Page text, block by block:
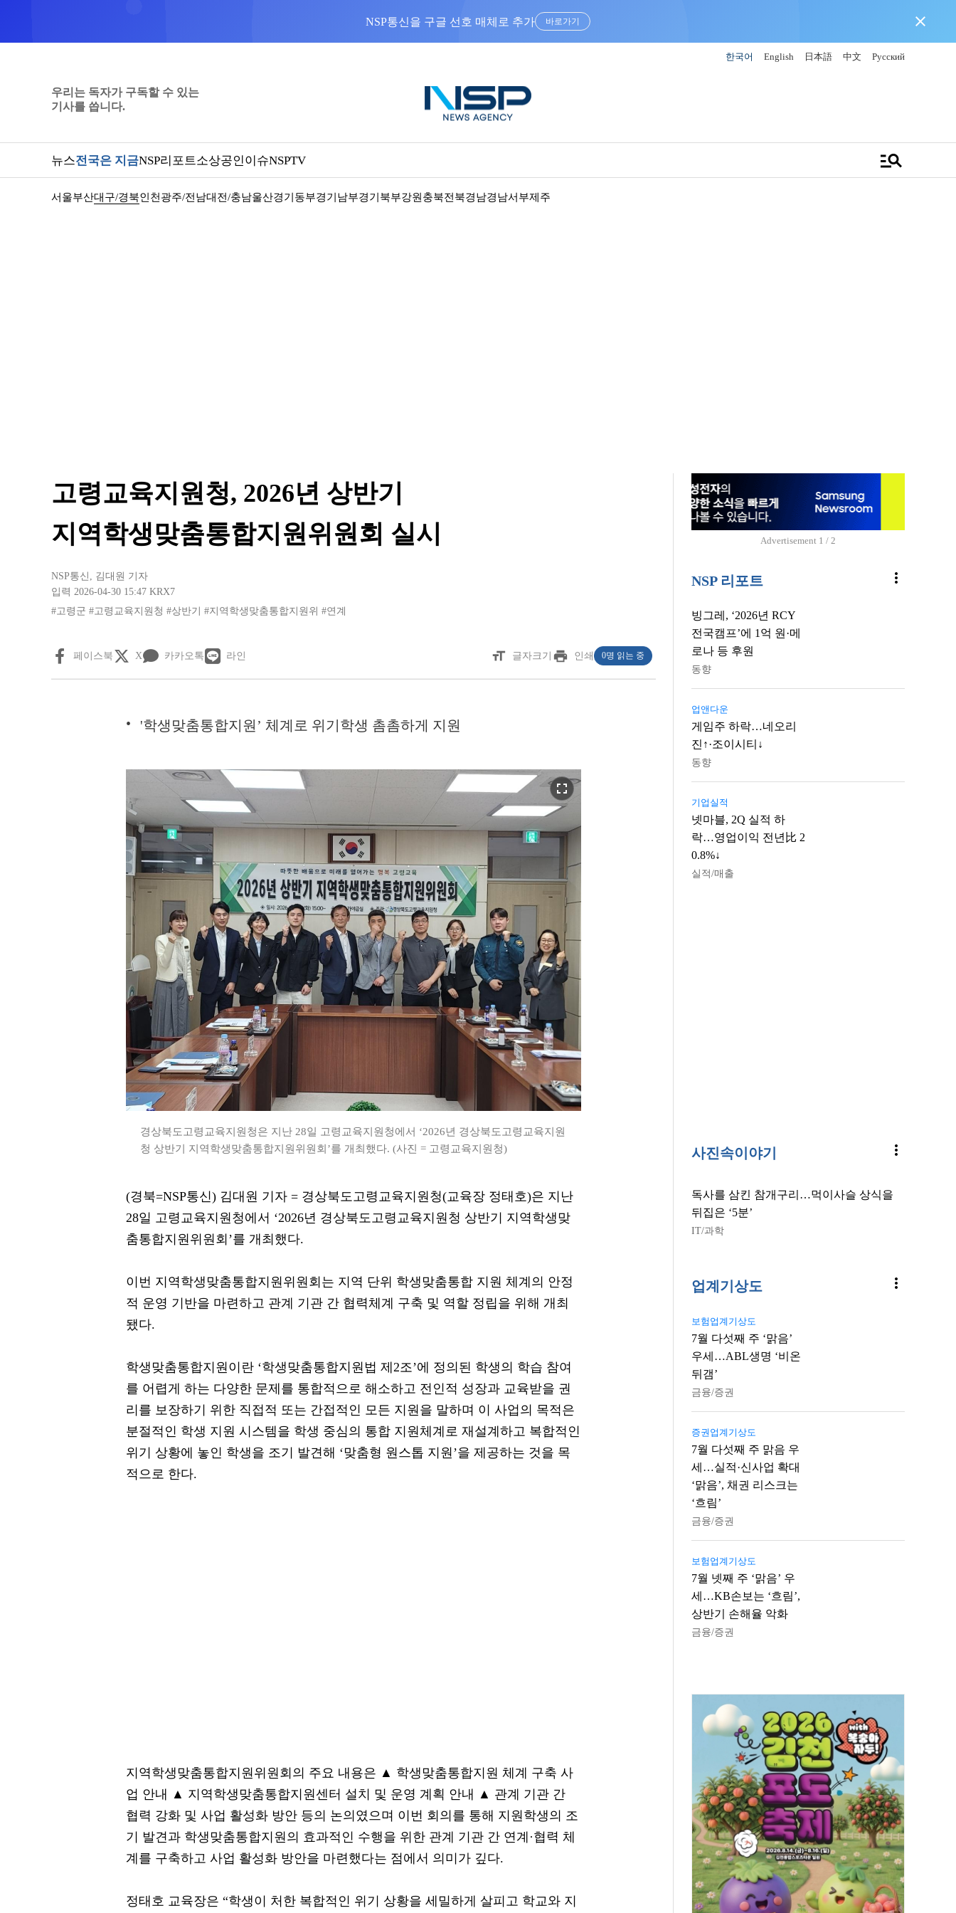
NSP통신을 구글 선호 매체로 추가 바로가기 close
한국어 English 日本語 中文 Русский
우리는 독자가 구독할 수 있는
기사를 씁니다.
뉴스전국은 지금NSP리포트소상공인이슈NSPTV manage_search
서울부산대구/경북인천 광주/전남대전/충남울산경기동부경기남부경기북부강원 충북전북경남경남서부제주
고령교육지원청, 2026년 상반기
지역학생맞춤통합지원위원회 실시
NSP통신 , 김대원 기자
입력 2026-04-30 15:47 KRX7
#고령군 #고령교육지원청 #상반기 #지역학생맞춤통합지원위 #연계
페이스북 X 카카오톡 라인 format_size 글자크기 print 인쇄 0명 읽는 중
'학생맞춤통합지원’ 체계로 위기학생 촘촘하게 지원
fullscreen
경상북도고령교육지원청은 지난 28일 고령교육지원청에서 ‘2026년 경상북도고령교육지원
청 상반기 지역학생맞춤통합지원위원회’를 개최했다. (사진 = 고령교육지원청)
(경북=NSP통신) 김대원 기자 = 경상북도고령교육지원청(교육장 정태호)은 지난
28일 고령교육지원청에서 ‘2026년 경상북도고령교육지원청 상반기 지역학생맞
춤통합지원위원회’를 개최했다.
이번 지역학생맞춤통합지원위원회는 지역 단위 학생맞춤통합 지원 체계의 안정
적 운영 기반을 마련하고 관계 기관 간 협력체계 구축 및 역할 정립을 위해 개최
됐다.
학생맞춤통합지원이란 ‘학생맞춤통합지원법 제2조’에 정의된 학생의 학습 참여
를 어렵게 하는 다양한 문제를 통합적으로 해소하고 전인적 성장과 교육받을 권
리를 보장하기 위한 직접적 또는 간접적인 모든 지원을 말하며 이 사업의 목적은
분절적인 학생 지원 시스템을 학생 중심의 통합 지원체계로 재설계하고 복합적인
위기 상황에 놓인 학생을 조기 발견해 ‘맞춤형 원스톱 지원’을 제공하는 것을 목
적으로 한다.
지역학생맞춤통합지원위원회의 주요 내용은 ▲ 학생맞춤통합지원 체계 구축 사
업 안내 ▲ 지역학생맞춤통합지원센터 설치 및 운영 계획 안내 ▲ 관계 기관 간
협력 강화 및 사업 활성화 방안 등의 논의였으며 이번 회의를 통해 지원학생의 조
기 발견과 학생맞춤통합지원의 효과적인 수행을 위한 관계 기관 간 연계·협력 체
계를 구축하고 사업 활성화 방안을 마련했다는 점에서 의미가 깊다.
정태호 교육장은 “학생이 처한 복합적인 위기 상황을 세밀하게 살피고 학교와 지
Advertisement 1 / 2
NSP 리포트 more_vert
빙그레, ‘2026년 RCY
전국캠프’에 1억 원·메
로나 등 후원
동향
업앤다운
게임주 하락…네오리
진↑·조이시티↓
동향
기업실적
넷마블, 2Q 실적 하
락…영업이익 전년比 2
0.8%↓
실적/매출
사진속이야기 more_vert
독사를 삼킨 참개구리…먹이사슬 상식을
뒤집은 ‘5분’
IT/과학
업계기상도 more_vert
보험업계기상도
7월 다섯째 주 ‘맑음’
우세…ABL생명 ‘비온
뒤갬’
금융/증권
증권업계기상도
7월 다섯째 주 맑음 우
세…실적·신사업 확대
‘맑음’, 채권 리스크는
‘흐림’
금융/증권
보험업계기상도
7월 넷째 주 ‘맑음’ 우
세…KB손보는 ‘흐림’,
상반기 손해율 악화
금융/증권